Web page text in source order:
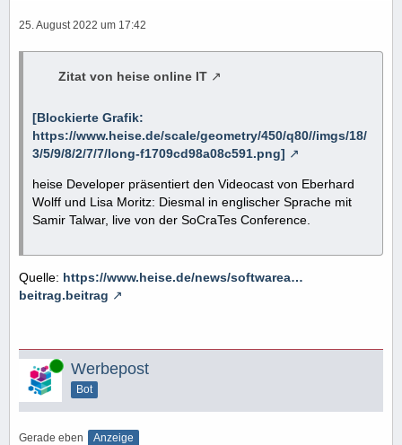
25. August 2022 um 17:42
Zitat von heise online IT
[Blockierte Grafik:
https://www.heise.de/scale/geometry/450/q80//imgs/18/
3/5/9/8/2/7/7/long-f1709cd98a08c591.png]
heise Developer präsentiert den Videocast von Eberhard
Wolff und Lisa Moritz: Diesmal in englischer Sprache mit
Samir Talwar, live von der SoCraTes Conference.
Quelle: https://www.heise.de/news/softwarea…
beitrag.beitrag
Online Werbepost
Bot
Gerade eben Anzeige